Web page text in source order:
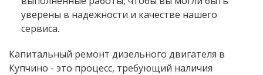
уверены в надежности и качестве нашего
сервиса.
Капитальный ремонт дизельного двигателя в
Купчино - это процесс, требующий наличия